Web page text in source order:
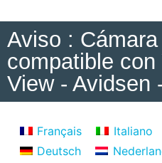
Aviso :
compatible
View - Avidsen
Français Italiano
Deutsch